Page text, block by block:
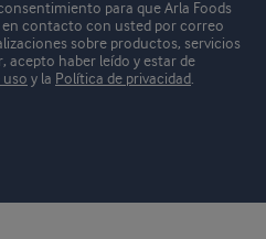
para que Arla Foods
en contacto con usted por correo
sobre productos, servicios
acepto haber leído y estar de
uso y la Política de privacidad.